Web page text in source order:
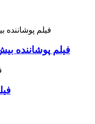
فیلم پوشاننده